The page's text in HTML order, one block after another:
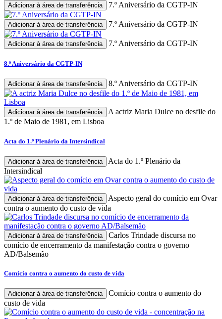
Adicionar à área de transferência 7.º Aniversário da CGTP-IN
Adicionar à área de transferência 7.º Aniversário da CGTP-IN
Adicionar à área de transferência 7.º Aniversário da CGTP-IN
8.º Aniversário da CGTP-IN
Adicionar à área de transferência 8.º Aniversário da CGTP-IN
Adicionar à área de transferência
A actriz Maria Dulce no desfile do
1.º de Maio de 1981, em Lisboa
Acta do 1.º Plenário da Intersindical
Adicionar à área de transferência
Acta do 1.º Plenário da
Intersindical
Adicionar à área de transferência
Aspecto geral do comício em Ovar
contra o aumento do custo de vida
Adicionar à área de transferência
Carlos Trindade discursa no
comício de encerramento da manifestação contra o governo
AD/Balsemão
Comício contra o aumento do custo de vida
Adicionar à área de transferência
Comício contra o aumento do
custo de vida